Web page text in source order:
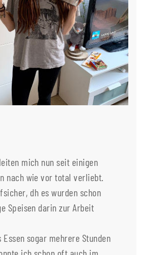
mich nun seit einigen
nach wie vor total verliebt.
dh es wurden schon
Speisen darin zur Arbeit
sogar mehrere Stunden